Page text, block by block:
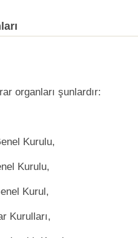
organları şunlardır:
Kurulu,
Kurulu,
Kurul,
Kurulları,